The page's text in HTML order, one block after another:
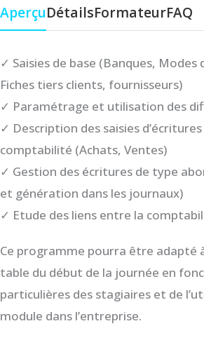
AperçuDétailsFormateurFAQ
✓ Saisies de base (Banques, Modes
Fiches tiers clients, fournisseurs)
✓ Paramétrage et utilisation des
✓ Description des saisies
comptabilité (Achats, Ventes)
✓ Gestion des écritures de type
et génération dans les journaux)
✓ Etude des liens entre la
Ce programme pourra être adapté
table du début de la journée en
particulières des stagiaires et de
module dans l’entreprise.